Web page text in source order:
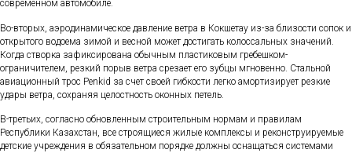
современном автомобиле.
Во-вторых, аэродинамическое давление ветра в Кокшетау из-за близости сопок и
открытого водоема зимой и весной может достигать колоссальных значений.
Когда створка зафиксирована обычным пластиковым гребешком-
ограничителем, резкий порыв ветра срезает его зубцы мгновенно. Стальной
авиационный трос Penkid за счет своей гибкости легко амортизирует резкие
удары ветра, сохраняя целостность оконных петель.
В-третьих, согласно обновленным строительным нормам и правилам
Республики Казахстан, все строящиеся жилые комплексы и реконструируемые
детские учреждения в обязательном порядке должны оснащаться системами